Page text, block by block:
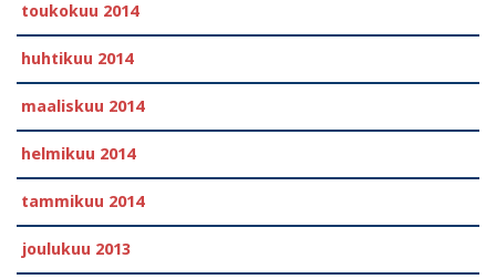
toukokuu 2014
huhtikuu 2014
maaliskuu 2014
helmikuu 2014
tammikuu 2014
joulukuu 2013